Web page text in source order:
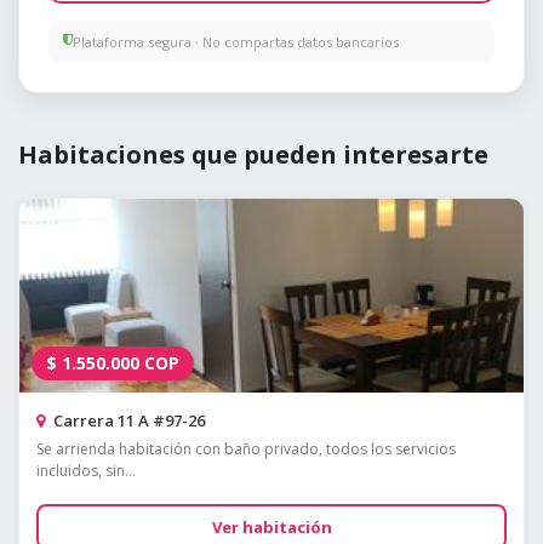
Plataforma segura · No compartas datos bancarios
Habitaciones que pueden interesarte
$ 1.550.000 COP
Carrera 11 A #97-26
Se arrienda habitación con baño privado, todos los servicios
incluidos, sin...
Ver habitación